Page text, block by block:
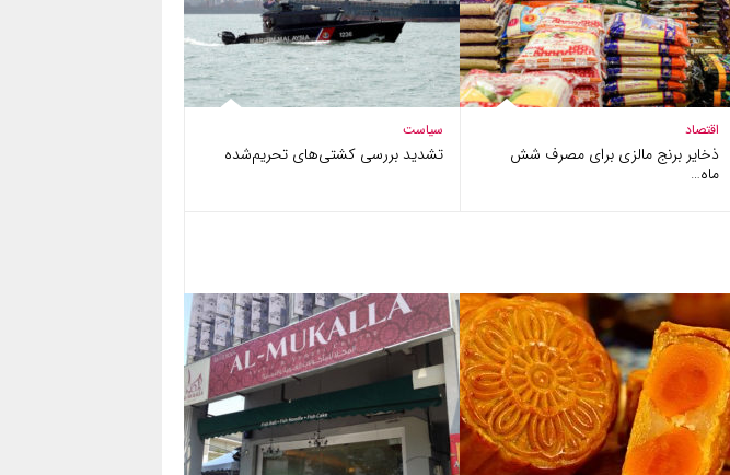
اقتصاد
ذخایر برنج مالزی برای مصرف شش
ماه…
سیاست
تشدید بررسی کشتی‌های تحریم‌شده